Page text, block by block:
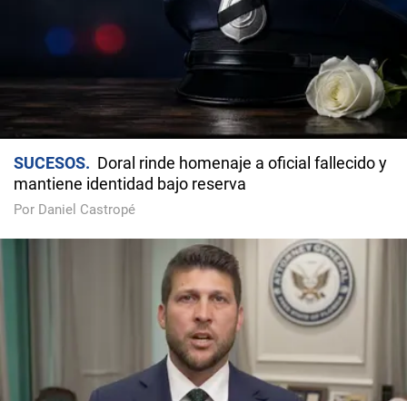
SUCESOS
Doral rinde homenaje a oficial fallecido y
mantiene identidad bajo reserva
Por Daniel Castropé